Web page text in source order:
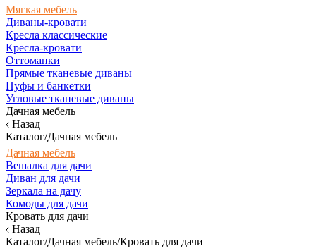
Мягкая мебель
Диваны-кровати
Кресла классические
Кресла-кровати
Оттоманки
Прямые тканевые диваны
Пуфы и банкетки
Угловые тканевые диваны
Дачная мебель
Назад
Каталог/Дачная мебель
Дачная мебель
Вешалка для дачи
Диван для дачи
Зеркала на дачу
Комоды для дачи
Кровать для дачи
Назад
Каталог/Дачная мебель/Кровать для дачи